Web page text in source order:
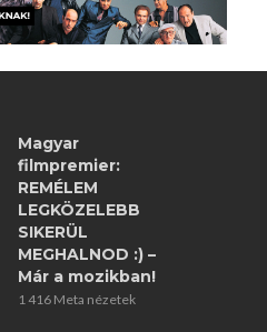
Magyar
filmpremier:
REMÉLEM
LEGKÖZELEBB
SIKERÜL
MEGHALNOD :) –
Már a mozikban!
1 416 Meta nézetek